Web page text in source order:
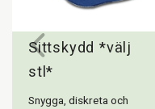
Sittskydd *välj
stl*
Snygga, diskreta och